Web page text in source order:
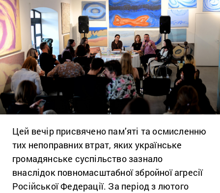
Цей вечір присвячено пам’яті та осмисленню
тих непоправних втрат, яких українське
громадянське суспільство зазнало
внаслідок повномасштабної збройної агресії
Російської Федерації. За період з лютого